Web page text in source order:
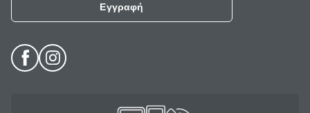
Εγγραφή